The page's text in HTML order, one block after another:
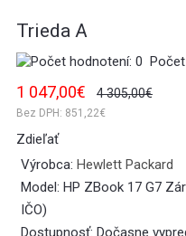
Trieda A
1 047,00€ 4 305,00€
Bez DPH: 851,22€
Zdieľať
Výrobca: Hewlett Packard
Model: HP ZBook 17 G7
IČO)